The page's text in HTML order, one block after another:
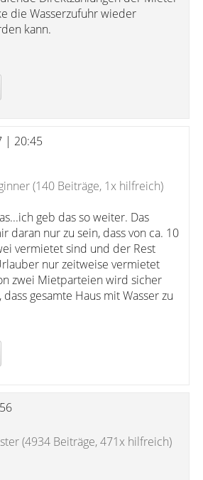
die Wasserzufuhr wieder
kann.
| 20:45
(140 Beiträge, 1x hilfreich)
geb das so weiter. Das
daran nur zu sein, dass von ca. 10
vermietet sind und der Rest
nur zeitweise vermietet
zwei Mietparteien wird sicher
gesamte Haus mit Wasser zu
(4934 Beiträge, 471x hilfreich)